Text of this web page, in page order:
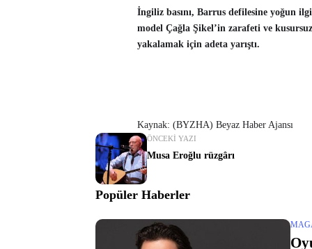
İngiliz basını, Barrus defilesine yoğun
model Çağla Şikel’in zarafeti ve
yakalamak için adeta yarıştı.
Kaynak: (BYZHA) Beyaz Haber Ajansı
ÖNCEKI YAZI
Musa Eroğlu rüzgârı
Popüler Haberler